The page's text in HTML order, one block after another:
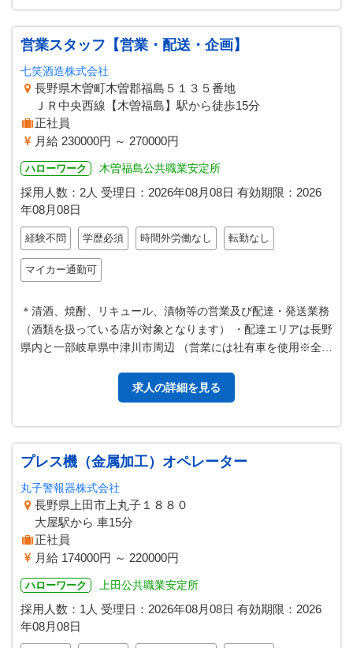
営業スタッフ【営業・配送・企画】
七笑酒造株式会社
長野県木曽町木曽郡福島５１３５番地
ＪＲ中央西線【木曽福島】駅から徒歩15分
正社員
月給 230000円 ～ 270000円
ハローワーク 木曽福島公共職業安定所
採用人数：2人 受理日： 2026年08月08日 有効期限： 2026
年08月08日
経験不問 学歴必須 時間外労働なし 転勤なし
マイカー通勤可
＊清酒、焼酎、リキュール、漬物等の営業及び配達・発送業務
（酒類を扱っている店が対象となります） ・配達エリアは長野
県内と一部岐阜県中津川市周辺 （営業には社有車を使用※全て
求人の詳細を見る
プレス機（金属加工）オペレーター
丸子警報器株式会社
長野県上田市上丸子１８８０
大屋駅から 車15分
正社員
月給 174000円 ～ 220000円
ハローワーク 上田公共職業安定所
採用人数：1人 受理日： 2026年08月08日 有効期限： 2026
年08月08日